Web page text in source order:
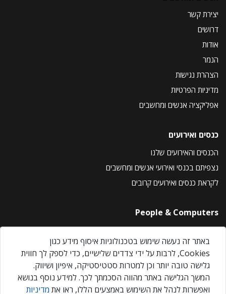
יצירת קשר
דרושים
אודות
הנמר
הצהרת נגישות
מדיניות הפרטיות
אפליקציה אנשים ומחשבים
כנסים ואירועים
הכנסים והאירועים שלנו
נצפיתם בכנסי ואירועי אנשים ומחשבים
לקראת כנסים ואירועים קרובים
People & Computers
About Us
Privacy Policy
Contact Us
Our Events
באתר זה נעשה שימוש בטכנולוגיות איסוף מידע כגון
Cookies, לרבות על ידי צדדים שלישיים, כדי לספק לך חווית
גלישה טובה יותר וכן למטרות סטטיסטיקה, איפיון ושיווק.
המשך הגלישה באתר מהווה הסכמתך לכך. למידע נוסף בנושא
ואפשרות לנהל את השימוש באמצעים הללו, ראו את מדיניות